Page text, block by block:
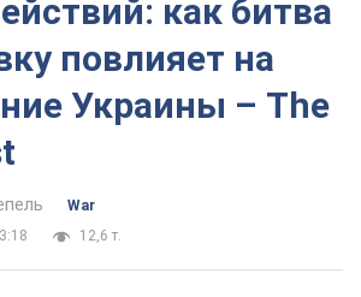
как битва
повлияет на
Украины – The
War
12,6 т.